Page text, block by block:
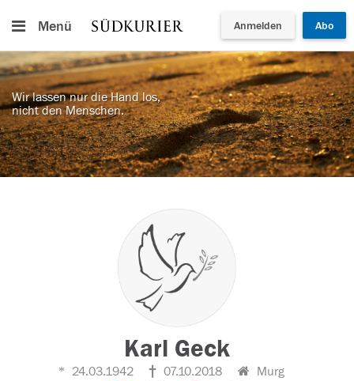
Menü Anmelden Abo
Wir lassen nur die Hand los,
nicht den Menschen.
Karl Geck
24.03.1942 07.10.2018 Murg